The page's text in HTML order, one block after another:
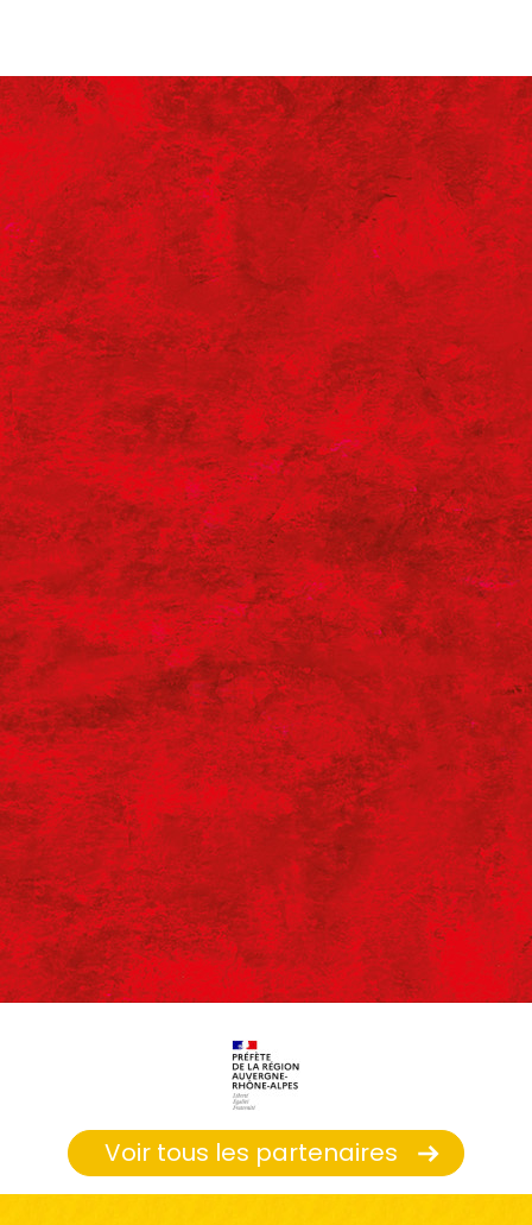
Voir tous les partenaires